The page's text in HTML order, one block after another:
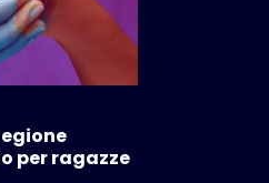
per ragazze